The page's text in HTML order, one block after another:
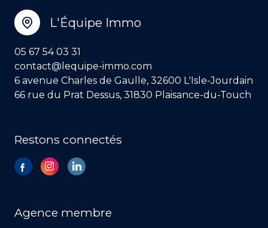
L'Équipe Immo
05 67 54 03 31
contact@lequipe-immo.com
6 avenue Charles de Gaulle, 32600 L'Isle-Jourdain
66 rue du Prat Dessus, 31830 Plaisance-du-Touch
Restons connectés
Agence membre